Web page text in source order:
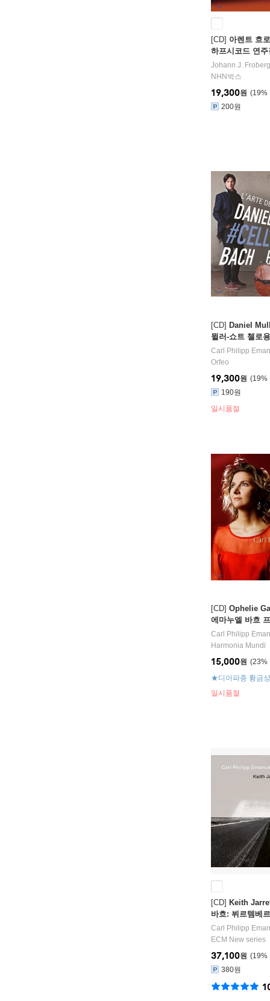
[CD] 아렌트 흐
하프시코드 연
- Stylus
Johann J.
NHN벅스
19%
19,300원
200원
[CD] Daniel
뮐러-쇼트 첼로
oReimagined -
art)
Carl Philipp
Orfeo
19%
19,300원
190원
일시품절
[CD] Ophelie
에마누엘 바흐
협주곡, 신포니
Carl Philipp
Harmonia Mundi
23%
15,000원
일시품절
★디아파종 황금상
[CD] Keith
바흐: 뷔르템베
ilipp Emanuel
Sonatas Wq.49)
Carl Philipp
ECM New series
19%
37,100원
380원